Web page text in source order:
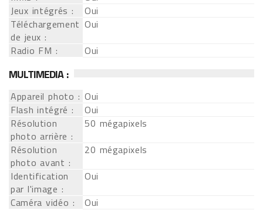
Jeux intégrés :
Oui
Téléchargement
de jeux :
Oui
Radio FM :
Oui
MULTIMEDIA :
Appareil photo : Oui
Flash intégré :
Oui
Résolution
photo arrière :
50 mégapixels
Résolution
photo avant :
20 mégapixels
Identification
par l'image :
Oui
Caméra vidéo :
Oui